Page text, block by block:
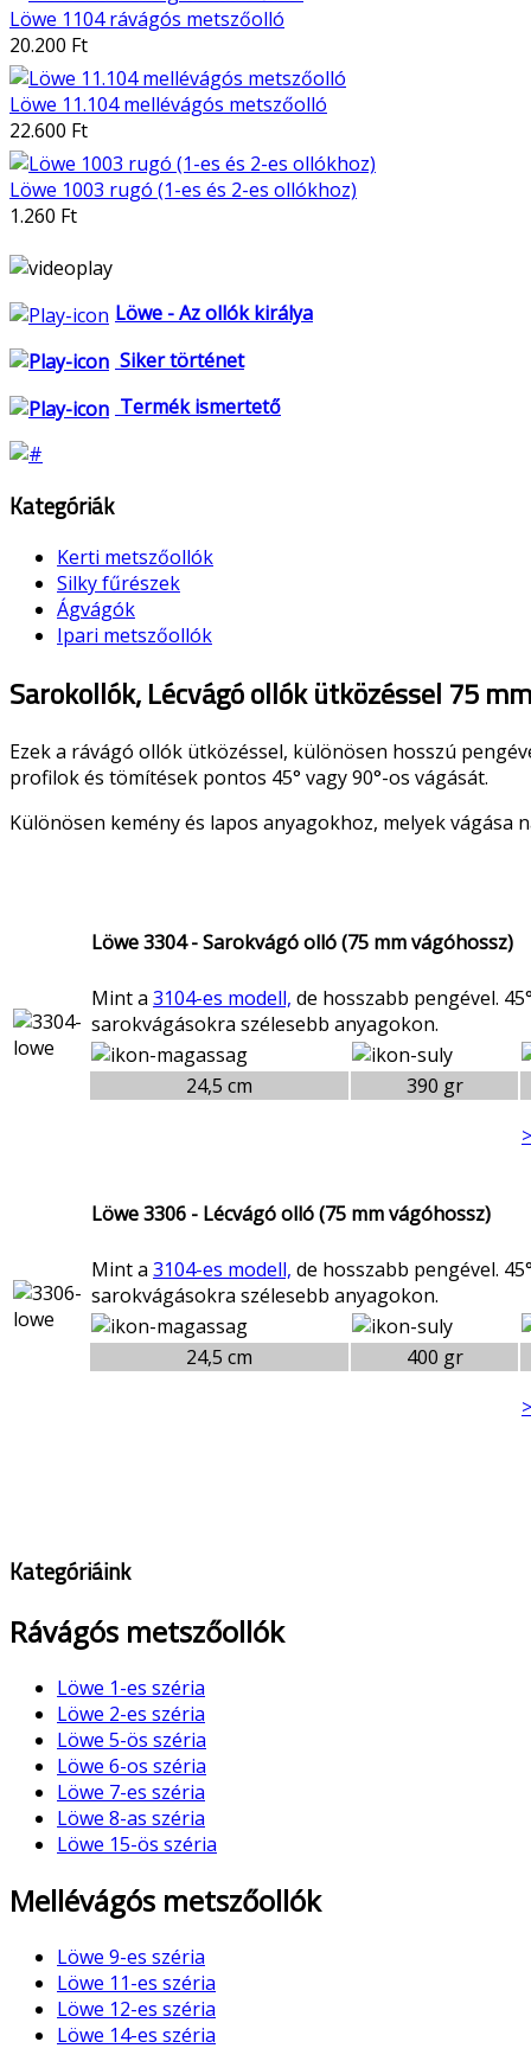
Löwe 1104 rávágós metszőolló
20.200 Ft
Löwe 11.104 mellévágós metszőolló
22.600 Ft
Löwe 1003 rugó (1-es és 2-es ollókhoz)
1.260 Ft
Löwe - Az ollók királya
Siker történet
Termék ismertető
Kategóriák
Kerti metszőollók
Silky fűrészek
Ágvágók
Ipari metszőollók
Sarokollók, Lécvágó ollók ütközéssel 75
Ezek a rávágó ollók ütközéssel, különösen hosszú
profilok és tömítések pontos 45° vagy 90°-os vágását.
Különösen kemény és lapos anyagokhoz, melyek
Löwe 3304 - Sarokvágó olló (75 mm vágóhossz)
Mint a 3104-es modell, de hosszabb pengével.
sarokvágásokra szélesebb anyagokon.
24,5 cm
390 gr
Löwe 3306 - Lécvágó olló (75 mm vágóhossz)
Mint a 3104-es modell, de hosszabb pengével.
sarokvágásokra szélesebb anyagokon.
24,5 cm
400 gr
Kategóriáink
Rávágós metszőollók
Löwe 1-es széria
Löwe 2-es széria
Löwe 5-ös széria
Löwe 6-os széria
Löwe 7-es széria
Löwe 8-as széria
Löwe 15-ös széria
Mellévágós metszőollók
Löwe 9-es széria
Löwe 11-es széria
Löwe 12-es széria
Löwe 14-es széria